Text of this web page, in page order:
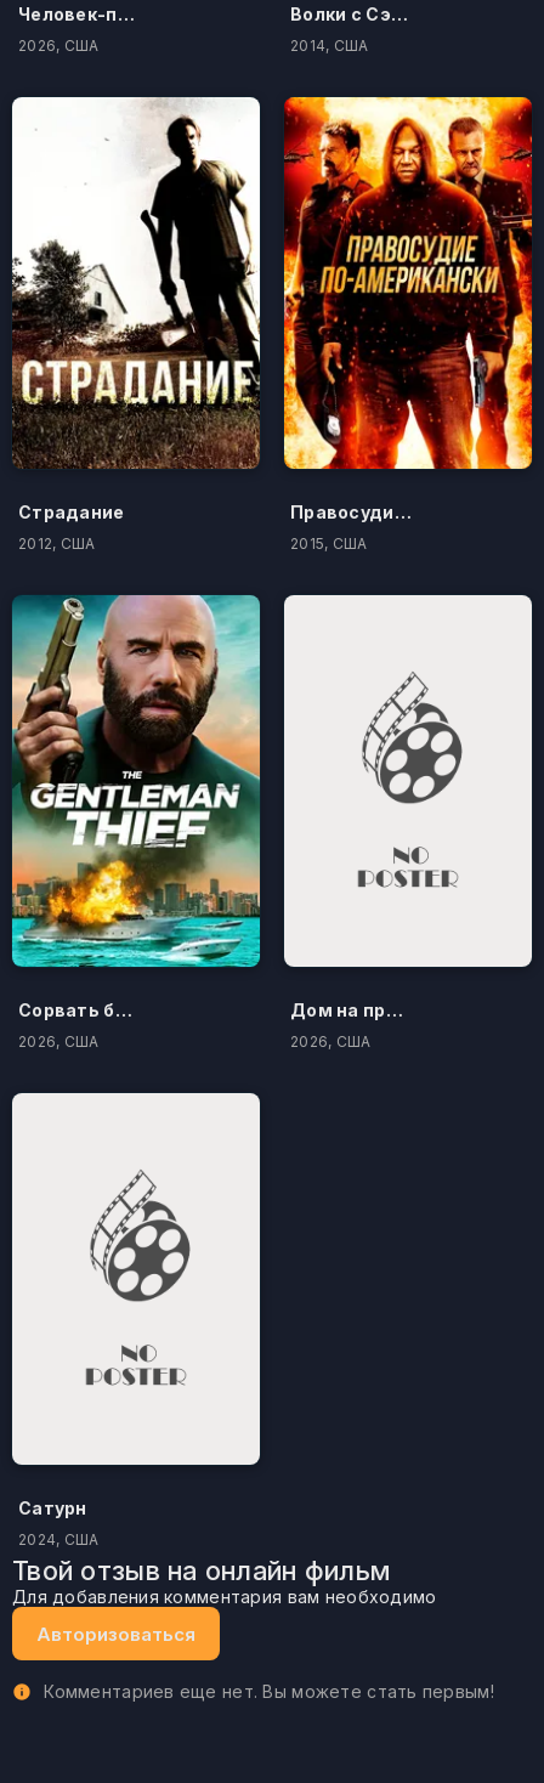
Человек-паук: Новый день
2026, США
Волки с Сэйвин-Хилл
2014, США
Страдание
2012, США
Правосудие по-американски
2015, США
Сорвать банк 3: Вор-джентльмен
2026, США
Дом на проклятом холме
2026, США
Сатурн
2024, США
Твой отзыв на онлайн фильм
Для добавления комментария вам необходимо
Авторизоваться
Комментариев еще нет. Вы можете стать первым!